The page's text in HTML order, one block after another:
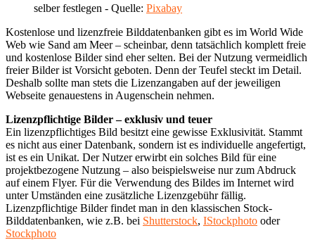
selber festlegen - Quelle: Pixabay
Kostenlose und lizenzfreie Bilddatenbanken gibt es im World Wide
Web wie Sand am Meer – scheinbar, denn tatsächlich komplett freie
und kostenlose Bilder sind eher selten. Bei der Nutzung vermeidlich
freier Bilder ist Vorsicht geboten. Denn der Teufel steckt im Detail.
Deshalb sollte man stets die Lizenzangaben auf der jeweiligen
Webseite genauestens in Augenschein nehmen.
Lizenzpflichtige Bilder – exklusiv und teuer
Ein lizenzpflichtiges Bild besitzt eine gewisse Exklusivität. Stammt
es nicht aus einer Datenbank, sondern ist es individuelle angefertigt,
ist es ein Unikat. Der Nutzer erwirbt ein solches Bild für eine
projektbezogene Nutzung – also beispielsweise nur zum Abdruck
auf einem Flyer. Für die Verwendung des Bildes im Internet wird
unter Umständen eine zusätzliche Lizenzgebühr fällig.
Lizenzpflichtige Bilder findet man in den klassischen Stock-
Bilddatenbanken, wie z.B. bei Shutterstock, IStockphoto oder
Stockphoto